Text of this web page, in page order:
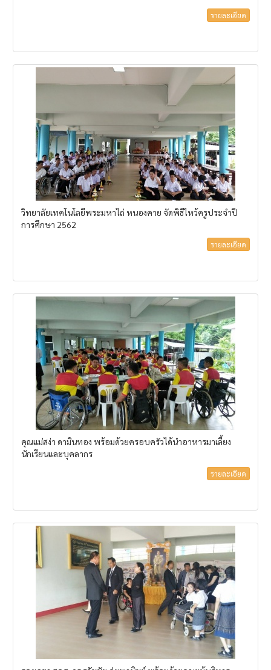
รายละเอียด
วิทยาลัยเทคโนโลยีพระมหาไถ่ หนองคาย จัดพิธีไหว้ครูประจำปี
การศึกษา 2562
รายละเอียด
คุณแม่สง่า ดามินทอง พร้อมด้วยครอบครัวได้นำอาหารมาเลี้ยง
นักเรียนและบุคลากร
รายละเอียด